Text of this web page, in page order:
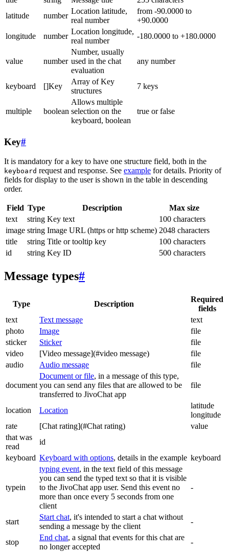
latitude
number
Location latitude,
real number
from -90.0000 to
+90.0000
longitude
number
Location longitude,
real number
-180.0000 to +180.0000
value number
Number, usually
used in the chat
evaluation
any number
keyboard []Key
Array of Key
structures
7 keys
multiple boolean
Allows multiple
selection on the
keyboard, boolean
true or false
Key#
It is mandatory for a key to have one structure field, both in the
keyboard request and response. See example for details. Priority of
fields for display to the user is shown in the table in descending
order.
Field Type Description
Max size
text
string Key text
100 characters
image string Image URL (https or http scheme) 2048 characters
title
string Title or tooltip key
100 characters
id
string Key ID 500 characters
Message types#
Type Description
Required
fields
text
Text message
text
photo
Image
file
sticker
Sticker
file
video
[Video message](#video message)
file
audio
Audio message file
document
Document or file, in a message of this type,
you can send any files that are allowed to be
transferred to JivoChat app
file
location Location
latitude
longitude
rate
[Chat rating](#Chat rating)
value
that was
read
id
keyboard Keyboard with options, details in the example keyboard
typein
typing event, in the text field of this message
you can send the typed text so that it is visible
to the JivoChat app user. Send this event no
more than once every 5 seconds from one
client
-
start
Start chat, it's intended to start a chat without
sending a message by the client
-
stop
End chat, a signal that events for this chat are
no longer accepted
-